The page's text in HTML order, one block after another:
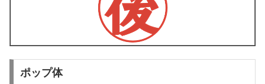
ポップ体